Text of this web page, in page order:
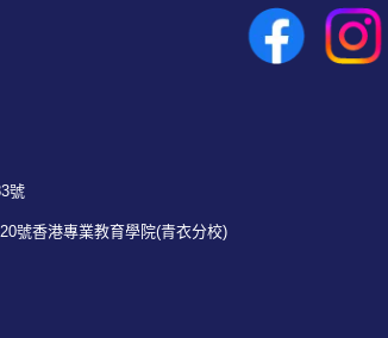
號
號香港專業教育學院(青衣分校)